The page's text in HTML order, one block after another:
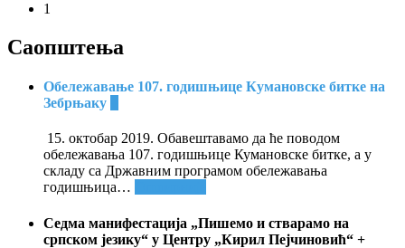
1
Саопштења
Обележавање 107. годишњице Кумановске битке на
Зебрњаку
15. октобар 2019. Обавештавамо да ће поводом
обележавања 107. годишњице Кумановске битке, а у
складу са Државним програмом обележавања
годишњица…
Седма манифестација „Пишемо и стварамо на
српском језику“ у Центру „Кирил Пејчиновић“ +